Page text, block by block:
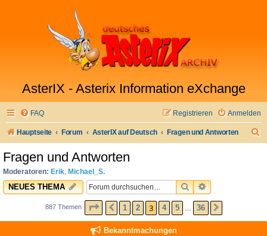
AsterIX - Asterix Information eXchange
FAQ Anmelden
Registrieren
Hauptseite Forum AsterIX auf Deutsch Fragen und Antworten
Fragen und Antworten
Moderatoren: Erik, Michael_S.
NEUES THEMA SUCHEERWEITERTE
887 Themen SEITE3 VON36
VORHERIGE
1 2 3 4 5 36
Bekanntmachungen